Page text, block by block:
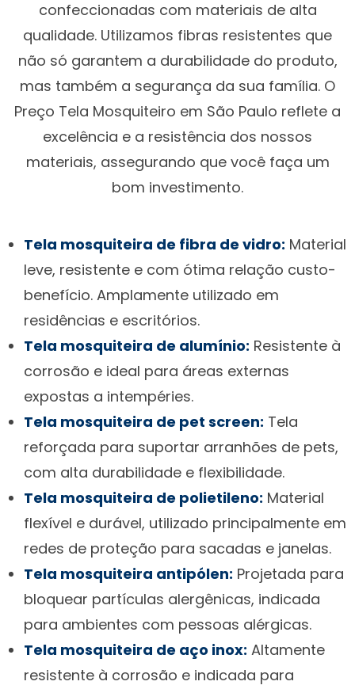
confeccionadas com materiais de alta
qualidade. Utilizamos fibras resistentes que
não só garantem a durabilidade do produto,
mas também a segurança da sua família. O
Preço Tela Mosquiteiro em São Paulo reflete a
excelência e a resistência dos nossos
materiais, assegurando que você faça um
bom investimento.
Tela mosquiteira de fibra de vidro: Material
leve, resistente e com ótima relação custo-
benefício. Amplamente utilizado em
residências e escritórios.
Tela mosquiteira de alumínio: Resistente à
corrosão e ideal para áreas externas
expostas a intempéries.
Tela mosquiteira de pet screen: Tela
reforçada para suportar arranhões de pets,
com alta durabilidade e flexibilidade.
Tela mosquiteira de polietileno: Material
flexível e durável, utilizado principalmente em
redes de proteção para sacadas e janelas.
Tela mosquiteira antipólen: Projetada para
bloquear partículas alergênicas, indicada
para ambientes com pessoas alérgicas.
Tela mosquiteira de aço inox: Altamente
resistente à corrosão e indicada para